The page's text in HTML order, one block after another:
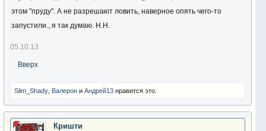
этом "пруду". А не разрешают ловить, наверное опять чего-то
запустили., я так думаю. Н.Н.
05.10.13
Вверх
Slim_Shady Валерон и Андрей13 нравится это.
Кришти